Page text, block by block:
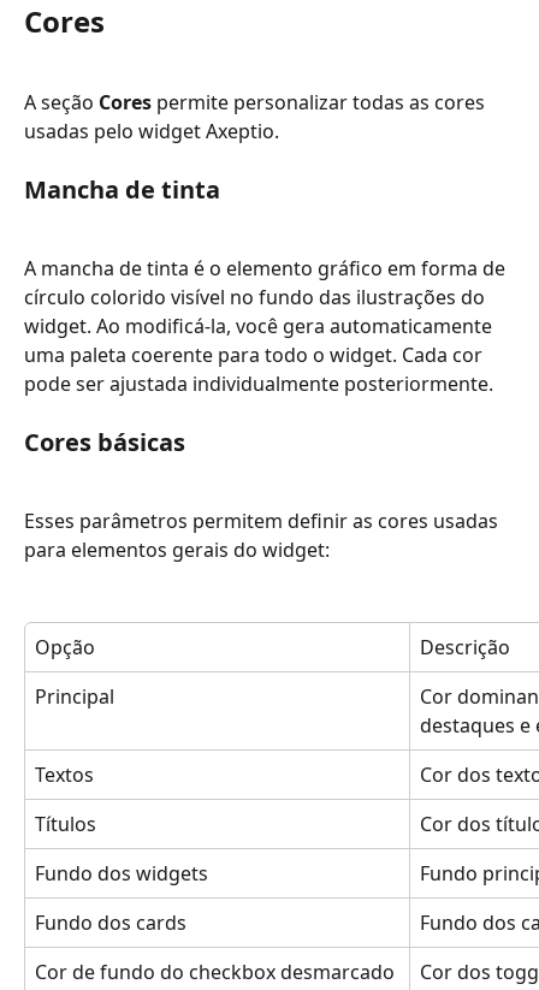
Cores
A seção Cores permite personalizar todas as cores
usadas pelo widget Axeptio.
Mancha de tinta
A mancha de tinta é o elemento gráfico em forma de
círculo colorido visível no fundo das ilustrações do
widget. Ao modificá-la, você gera automaticamente
uma paleta coerente para todo o widget. Cada cor
pode ser ajustada individualmente posteriormente.
Cores básicas
Esses parâmetros permitem definir as cores usadas
para elementos gerais do widget:
Opção
Descrição
Principal
Cor
destaques
Textos
Cor dos
Títulos
Cor dos
Fundo dos widgets
Fundo
Fundo dos cards
Fundo dos
Cor de fundo do checkbox desmarcado
Cor dos